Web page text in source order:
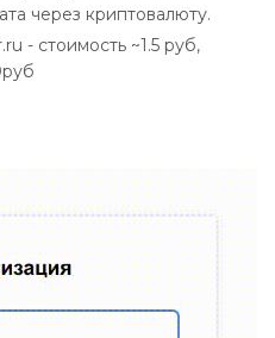
через криптовалюту.
- стоимость ~1.5 руб,